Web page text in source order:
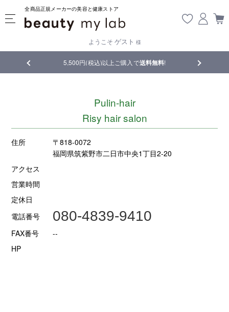
全商品正規メーカーの美容と健康ストア
ようこそ ゲスト 様
5,500円(税込)以上ご購入で送料無料! 【重要】
Pulin-hair
Risy hair salon
住所
〒818-0072
福岡県筑紫野市二日市中央1丁目2-20
アクセス
営業時間
定休日
電話番号
080-4839-9410
FAX番号
--
HP